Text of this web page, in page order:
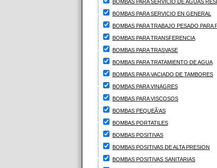
BOMBAS PARA SERVICIO DE AGUAS
BOMBAS PARA SERVICIO EN GENERAL
BOMBAS PARA TRABAJO PESADO PARA
BOMBAS PARA TRANSFERENCIA
BOMBAS PARA TRASVASE
BOMBAS PARA TRATAMIENTO DE AGUA
BOMBAS PARA VACIADO DE TAMBORES
BOMBAS PARA VINAGRES
BOMBAS PARA VISCOSOS
BOMBAS PEQUEÃ‘AS
BOMBAS PORTATILES
BOMBAS POSITIVAS
BOMBAS POSITIVAS DE ALTA PRESION
BOMBAS POSITIVAS SANITARIAS